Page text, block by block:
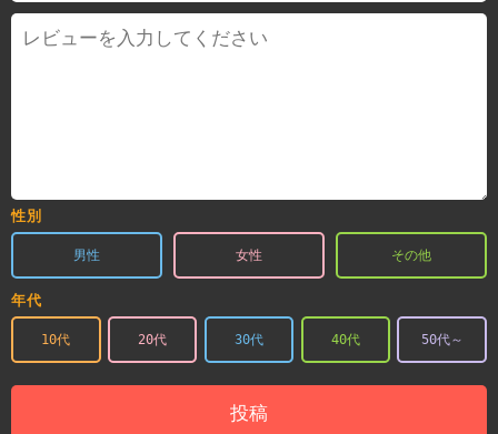
性別
男性 女性 その他
年代
10代 20代 30代 40代 50代～
投稿